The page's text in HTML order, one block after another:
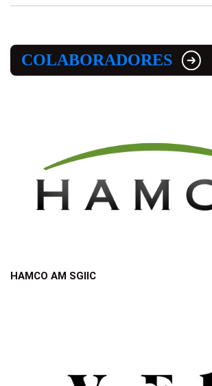
COLABORADORES
HAMCO AM SGIIC